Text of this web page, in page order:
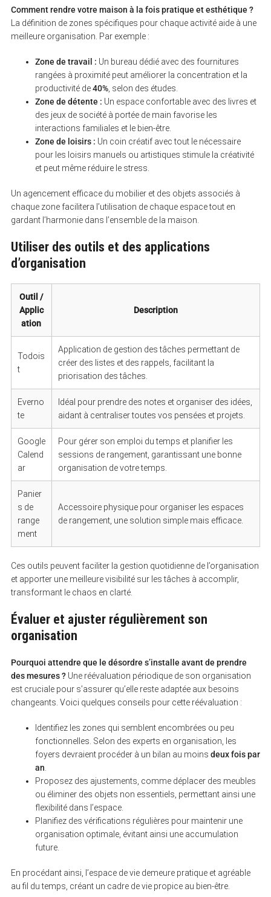
Comment rendre votre maison à la fois pratique et esthétique ?
La définition de zones spécifiques pour chaque activité aide à une
meilleure organisation. Par exemple :
Zone de travail : Un bureau dédié avec des fournitures
rangées à proximité peut améliorer la concentration et la
productivité de40%, selon des études.
Zone de détente : Un espace confortable avec des livres et
des jeux de société à portée de main favorise les
interactions familiales et le bien-être.
Zone de loisirs : Un coin créatif avec tout le nécessaire
pour les loisirs manuels ou artistiques stimule la créativité
et peut même réduire le stress.
Un agencement efficace du mobilier et des objets associés à
chaque zone facilitera l’utilisation de chaque espace tout en
gardant l’harmonie dans l’ensemble de la maison.
Utiliser des outils et des applications
d’organisation
Outil /
Applic
ation
Description
Todois
t
Application de gestion des tâches permettant de
créer des listes et des rappels, facilitant la
priorisation des tâches.
Everno
te
Idéal pour prendre des notes et organiser des idées,
aidant à centraliser toutes vos pensées et projets.
Google
Calend
ar
Pour gérer son emploi du temps et planifier les
sessions de rangement, garantissant une bonne
organisation de votre temps.
Panier
s de
range
ment
Accessoire physique pour organiser les espaces
de rangement, une solution simple mais efficace.
Ces outils peuvent faciliter la gestion quotidienne de l’organisation
et apporter une meilleure visibilité sur les tâches à accomplir,
transformant le chaos en clarté.
Évaluer et ajuster régulièrement son
organisation
Pourquoi attendre que le désordre s’installe avant de prendre
des mesures ?Une réévaluation périodique de son organisation
est cruciale pour s’assurer qu’elle reste adaptée aux besoins
changeants. Voici quelques conseils pour cette réévaluation :
Identifiez les zones qui semblent encombrées ou peu
fonctionnelles. Selon des experts en organisation, les
foyers devraient procéder à un bilan au moins deux fois par
an
Proposez des ajustements, comme déplacer des meubles
ou éliminer des objets non essentiels, permettant ainsi une
flexibilité dans l’espace.
Planifiez des vérifications régulières pour maintenir une
organisation optimale, évitant ainsi une accumulation
future.
En procédant ainsi, l’espace de vie demeure pratique et agréable
au fil du temps, créant un cadre de vie propice au bien-être.